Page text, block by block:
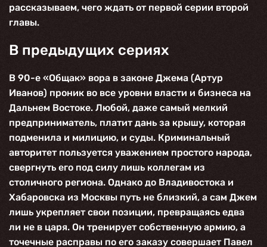
рассказываем, чего ждать от первой серии второй
главы.
В предыдущих сериях
В 90-е «Общак» вора в законе Джема (Артур
Иванов) проник во все уровни власти и бизнеса на
Дальнем Востоке. Любой, даже самый мелкий
предприниматель, платит дань за крышу, которая
подменила и милицию, и суды. Криминальный
авторитет пользуется уважением простого народа,
свергнуть его под силу лишь коллегам из
столичного региона. Однако до Владивостока и
Хабаровска из Москвы путь не близкий, а сам Джем
лишь укрепляет свои позиции, превращаясь едва
ли не в царя. Он тренирует собственную армию, а
точечные расправы по его заказу совершает Павел